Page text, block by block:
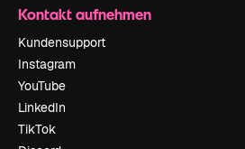
Kontakt aufnehmen
Kundensupport
Instagram
YouTube
LinkedIn
TikTok